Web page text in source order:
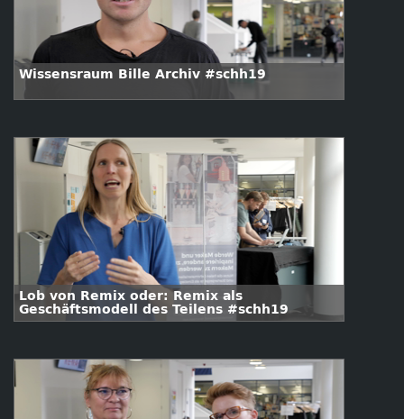
Wissensraum Bille Archiv #schh19
Lob von Remix oder: Remix als
Geschäftsmodell des Teilens #schh19